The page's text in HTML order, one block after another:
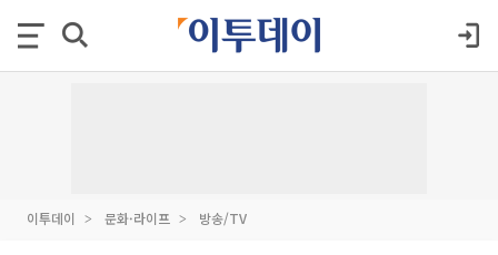
이투데이 문화·라이프 방송/TV